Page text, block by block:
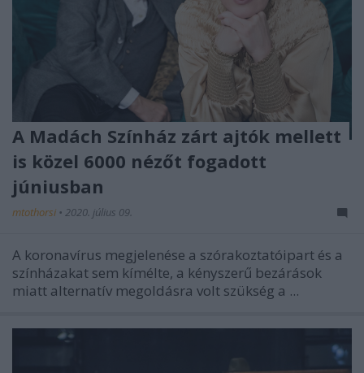
A Madách Színház zárt ajtók mellett
is közel 6000 nézőt fogadott
júniusban
mtothorsi • 2020. július 09.
A koronavírus megjelenése a szórakoztatóipart és a
színházakat sem kímélte, a kényszerű bezárások
miatt alternatív megoldásra volt szükség a ...